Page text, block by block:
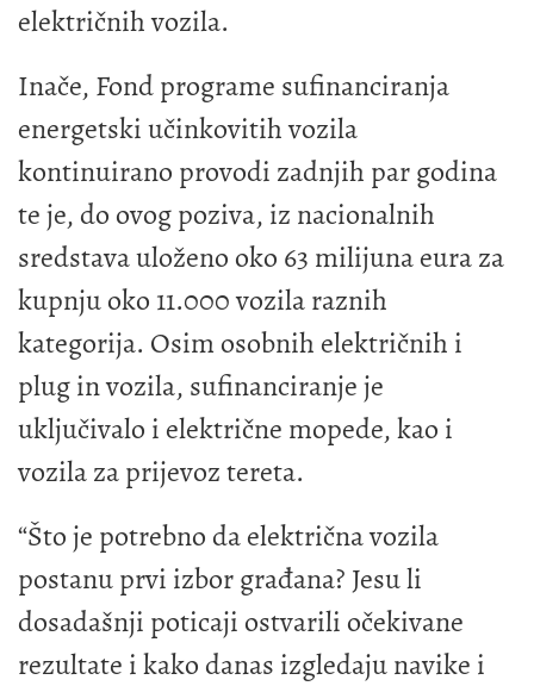
električnih vozila.
Inače, Fond programe sufinanciranja
energetski učinkovitih vozila
kontinuirano provodi zadnjih par godina
te je, do ovog poziva, iz nacionalnih
sredstava uloženo oko 63 milijuna eura za
kupnju oko 11.000 vozila raznih
kategorija. Osim osobnih električnih i
plug in vozila, sufinanciranje je
uključivalo i električne mopede, kao i
vozila za prijevoz tereta.
“Što je potrebno da električna vozila
postanu prvi izbor građana? Jesu li
dosadašnji poticaji ostvarili očekivane
rezultate i kako danas izgledaju navike i